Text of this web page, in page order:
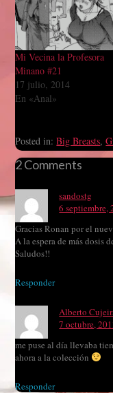
Mi Vecina la Profesora
Minano #21
17 julio, 2014
En «Anal»
Posted in:Big Breasts,
2 Comments
sandostg
6 septiembre,
Gracias Ronan por el
A la espera de más dosis
Saludos!!
Responder
Alberto
7 octubre,
me puse al día llevaba
ahora a la colección
Responder